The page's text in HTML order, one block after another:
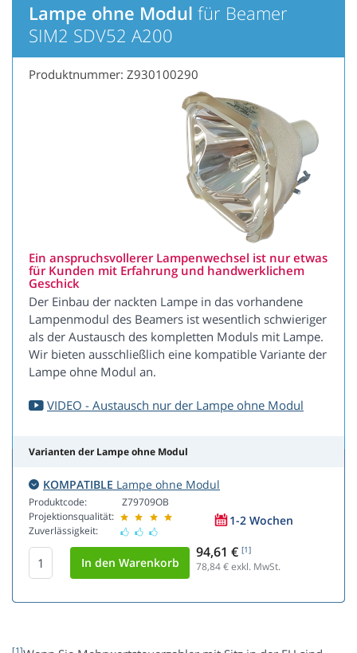
Lampe ohne Modul für Beamer
SIM2 SDV52 A200
Produktnummer: Z930100290
Ein anspruchsvollerer Lampenwechsel ist nur etwas
für Kunden mit Erfahrung und handwerklichem
Geschick
Der Einbau der nackten Lampe in das vorhandene
Lampenmodul des Beamers ist wesentlich schwieriger
als der Austausch des kompletten Moduls mit Lampe.
Wir bieten ausschließlich eine kompatible Variante der
Lampe ohne Modul an.
VIDEO - Austausch nur der Lampe ohne Modul
Varianten der Lampe ohne Modul
KOMPATIBLE Lampe ohne Modul
Produktcode:
Projektionsqualität:
Zuverlässigkeit:
Z79709OB
1-2 Wochen
94,61 € [1]
78,84€ exkl. MwSt.
[1]